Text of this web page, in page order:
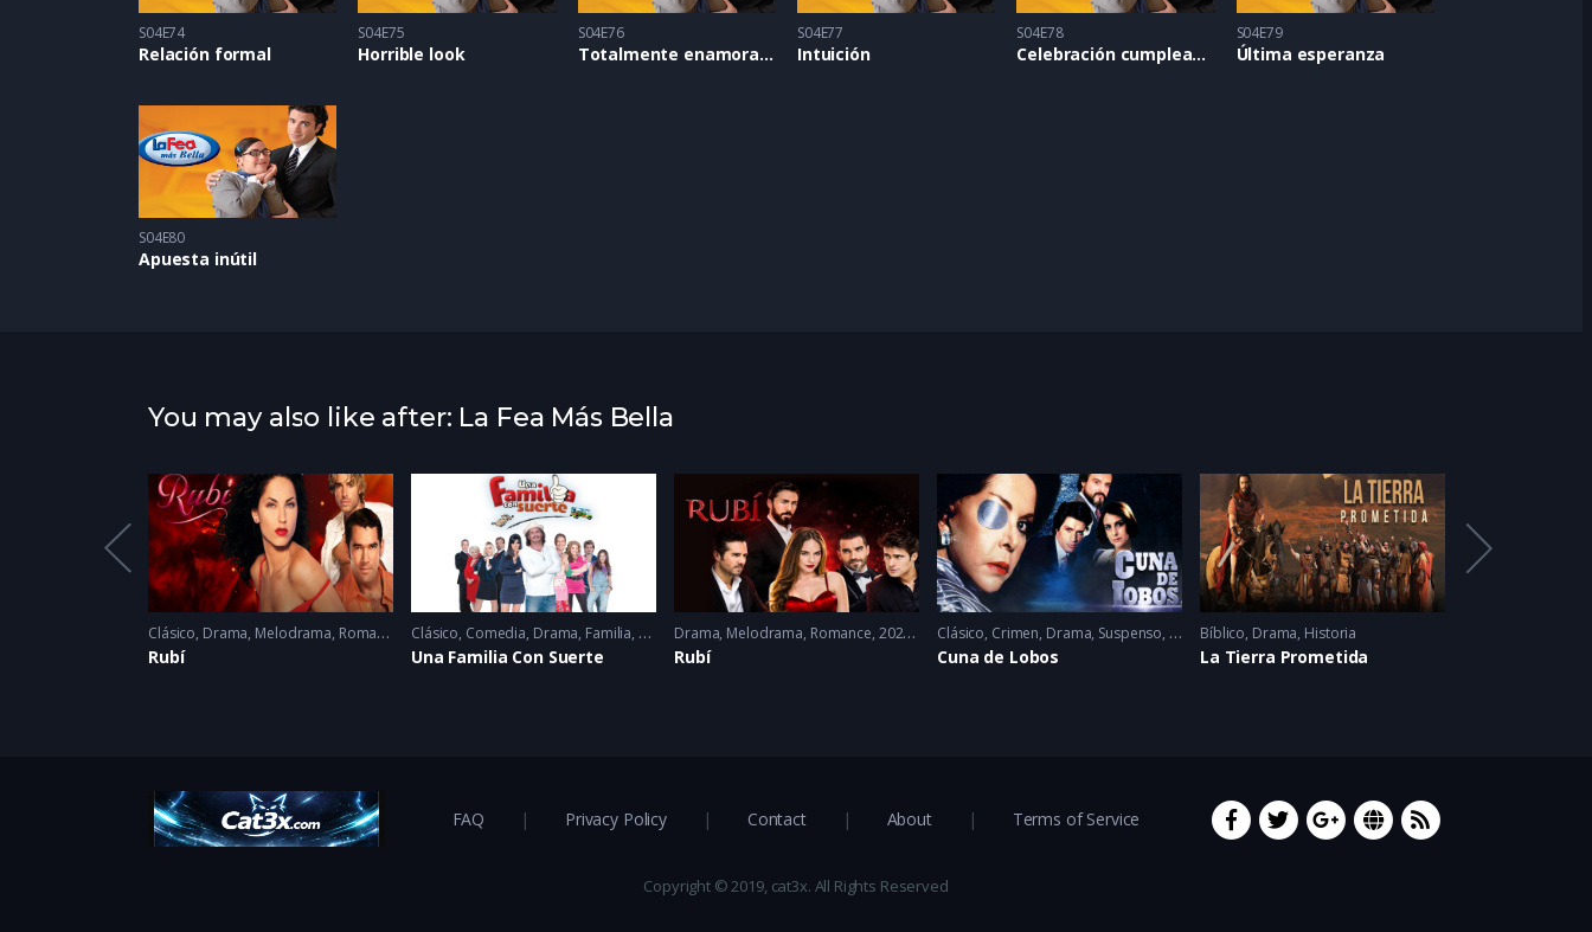
S04E74
Relación formal
S04E75
Horrible look
S04E76
Totalmente enamorada
S04E77
Intuición
S04E78
Celebración cumpleañera
S04E79
Última esperanza
S04E80
Apuesta inútil
You may also like after: La Fea Más Bella
Clásico, Drama, Melodrama, Romance 2005 - 2005
Rubí
Clásico, Comedia, Drama, Familia, Romance 2022
Una Familia Con Suerte
Drama, Melodrama, Romance 2022 - 2022
Rubí
Clásico, Crimen, Drama, Suspenso 1986
Cuna de Lobos
Bíblico, Drama, Historia
La Tierra Prometida
FAQ Privacy Policy Contact About Terms of Service
Copyright © 2019, cat3x. All Rights Reserved